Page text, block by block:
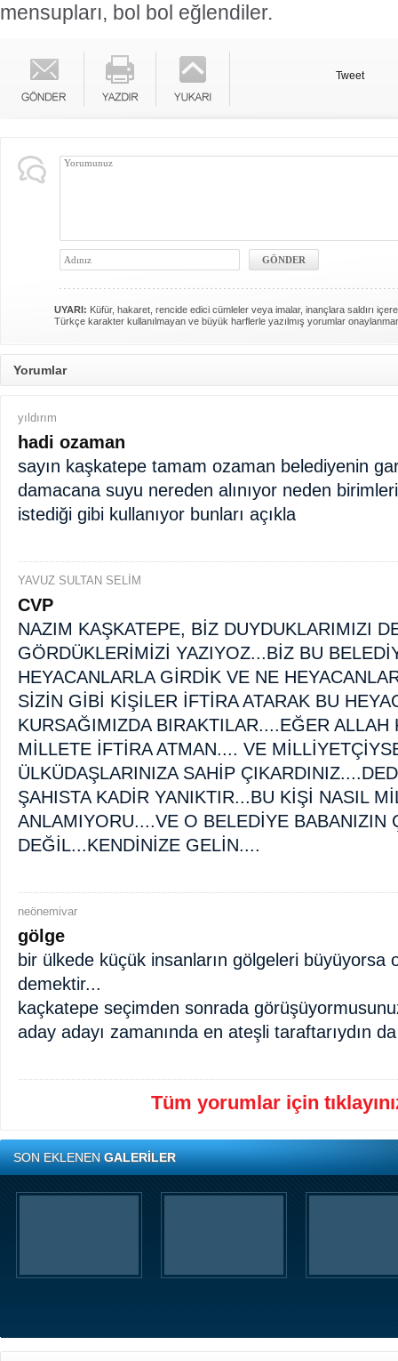
mensupları, bol bol eğlendiler.
Tweet
UYARI: Küfür, hakaret, rencide edici cümleler veya imalar, inançlara saldırı
Türkçe karakter kullanılmayan ve büyük harflerle yazılmış yorumlar
Yorumlar
yıldırım
hadi ozaman
sayın kaşkatepe tamam ozaman belediyenin
damacana suyu nereden alınıyor neden
istediği gibi kullanıyor bunları açıkla
YAVUZ SULTAN SELİM
CVP
NAZIM KAŞKATEPE, BİZ DUYDUKLARIMIZI
GÖRDÜKLERİMİZİ YAZIYOZ...BİZ BU
HEYACANLARLA GİRDİK VE NE
SİZİN GİBİ KİŞİLER İFTİRA ATARAK BU
KURSAĞIMIZDA BIRAKTILAR....EĞER ALLAH
MİLLETE İFTİRA ATMAN.... VE
ÜLKÜDAŞLARINIZA SAHİP
ŞAHISTA KADİR YANIKTIR...BU KİŞİ NASIL
ANLAMIYORU....VE O BELEDİYE BABANIZIN
DEĞİL...KENDİNİZE GELİN....
neönemivar
gölge
bir ülkede küçük insanların gölgeleri büyüyorsa
demektir...
kaçkatepe seçimden sonrada
aday adayı zamanında en ateşli taraftarıydın
Tüm yorumlar için
SON EKLENENGALERİLER